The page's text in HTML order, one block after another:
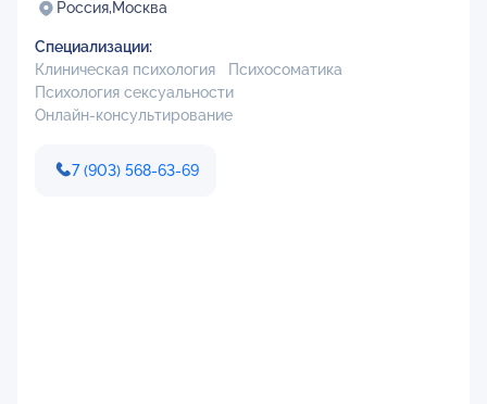
Россия,Москва
Специализации:
Клиническая психология
Психосоматика
Психология сексуальности
Онлайн-консультирование
7 (903) 568-63-69